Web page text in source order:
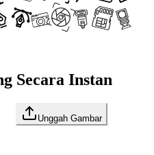
Secara Instan
Unggah Gambar